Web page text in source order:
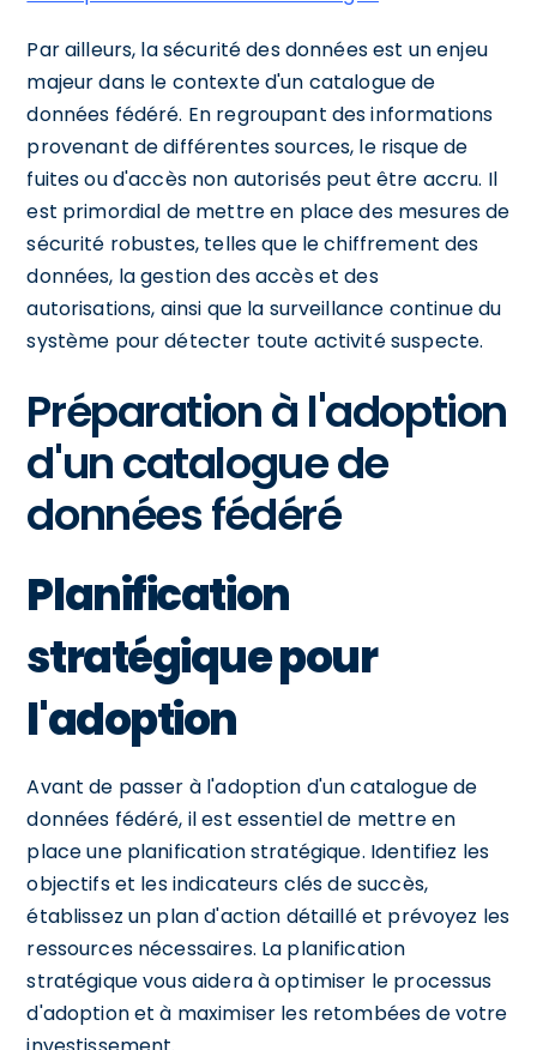
Par ailleurs, la sécurité des données est un enjeu
majeur dans le contexte d'un catalogue de
données fédéré. En regroupant des informations
provenant de différentes sources, le risque de
fuites ou d'accès non autorisés peut être accru. Il
est primordial de mettre en place des mesures de
sécurité robustes, telles que le chiffrement des
données, la gestion des accès et des
autorisations, ainsi que la surveillance continue du
système pour détecter toute activité suspecte.
Préparation à l'adoption
d'un catalogue de
données fédéré
Planification
stratégique pour
l'adoption
Avant de passer à l'adoption d'un catalogue de
données fédéré, il est essentiel de mettre en
place une planification stratégique. Identifiez les
objectifs et les indicateurs clés de succès,
établissez un plan d'action détaillé et prévoyez les
ressources nécessaires. La planification
stratégique vous aidera à optimiser le processus
d'adoption et à maximiser les retombées de votre